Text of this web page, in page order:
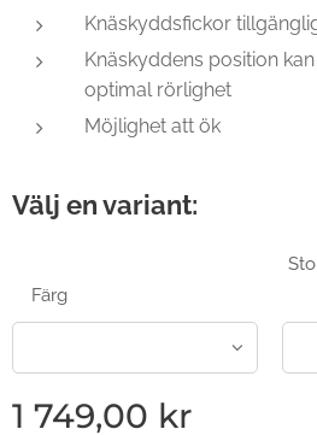
Knäskyddsfickor
Knäskyddens position
optimal rörlighet
Möjlighet att ök
Välj en variant:
Färg
1 749,00 kr